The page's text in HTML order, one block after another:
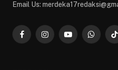
Email Us:
FacebookInstagramYouTube